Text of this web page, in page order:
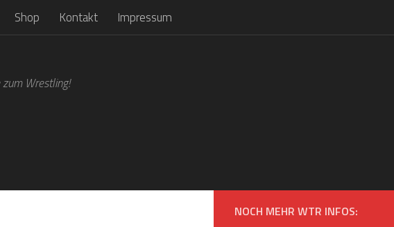
Shop Kontakt Impressum
zum Wrestling!
NOCH MEHR WTR INFOS: